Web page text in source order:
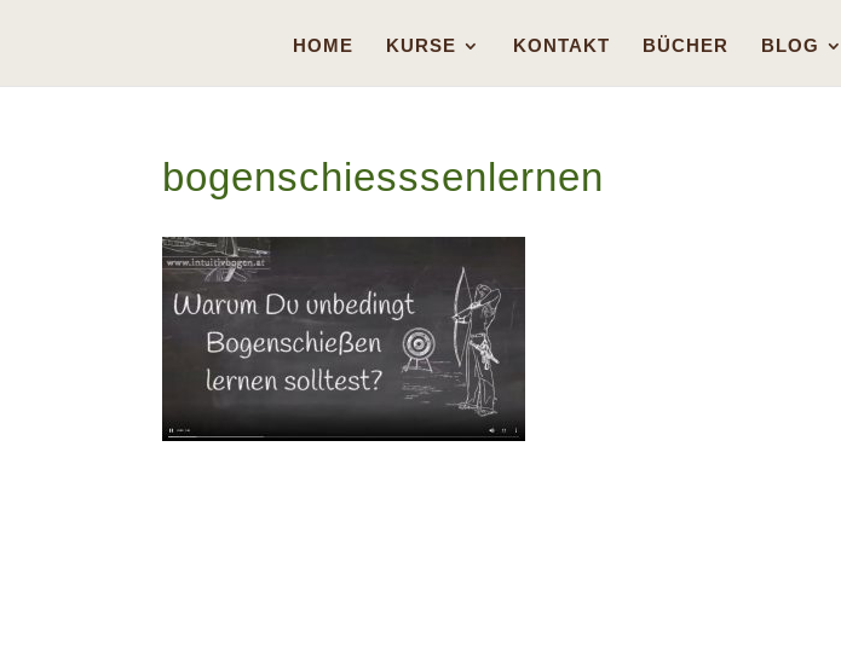
HOME KURSE KONTAKT BÜCHER BLOG
bogenschiesssenlernen